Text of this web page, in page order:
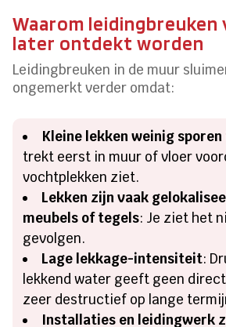
Waarom leidingbreuken
later ontdekt worden
Leidingbreuken in de muur
ongemerkt verder omdat:
Kleine lekken weinig
trekt eerst in muur of vloer
vochtplekken ziet.
Lekken zijn vaak
meubels of tegels: Je ziet het
gevolgen.
Lage lekkage-intensiteit:
lekkend water geeft geen
zeer destructief op lange
Installaties en leidingwerk